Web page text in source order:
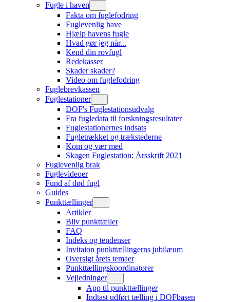
Fugle i haven
Fakta om fuglefodring
Fuglevenlig have
Hjælp havens fugle
Hvad gør jeg når...
Kend din rovfugl
Redekasser
Skader skader?
Video om fuglefodring
Fuglebrevkassen
Fuglestationer
DOF's Fuglestationsudvalg
Fra fugledata til forskningsresultater
Fuglestationernes indsats
Fugletrækket og trækstederne
Kom og vær med
Skagen Fuglestation: Årsskrift 2021
Fuglevenlig brak
Fuglevideoer
Fund af død fugl
Guides
Punkttællinger
Artikler
Bliv punkttæller
FAQ
Indeks og tendenser
Invitaion punkttællingerns jubilæum
Oversigt årets temaer
Punkttællingskoordinatorer
Vejledninger
App til punkttællinger
Indtast udført tælling i DOFbasen